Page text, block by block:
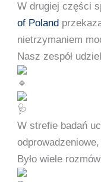
W drugiej części
of Poland
nietrzymaniem
Nasz zespół
W strefie badań
Było wiele